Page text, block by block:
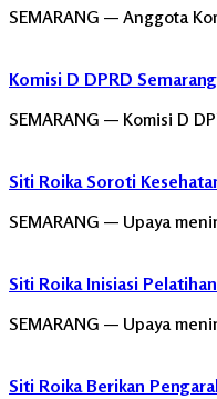
SEMARANG — Anggota
Komisi D DPRD
SEMARANG — Komisi D
Siti Roika Soroti
SEMARANG — Upaya
Siti Roika Inisiasi
SEMARANG — Upaya
Siti Roika Berikan